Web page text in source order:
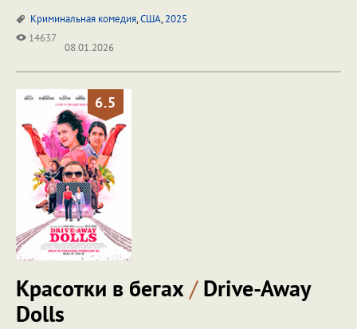
Криминальная комедия,США,2025
14637
08.01.2026
6.5
Красотки в бегах/Drive-Away
Dolls